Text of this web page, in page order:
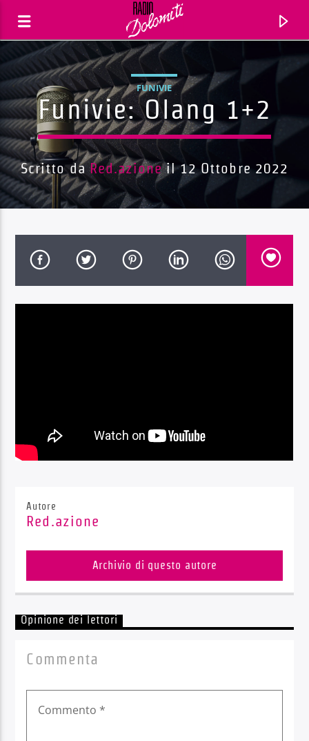
Traccia corrente
Titolo
FUNIVIE
Funivie: Olang 1+2
Scritto daRed.azioneil 12 Ottobre 2022
Autore
Red.azione
Archivio di questo autore
Opinione dei lettori
Commenta